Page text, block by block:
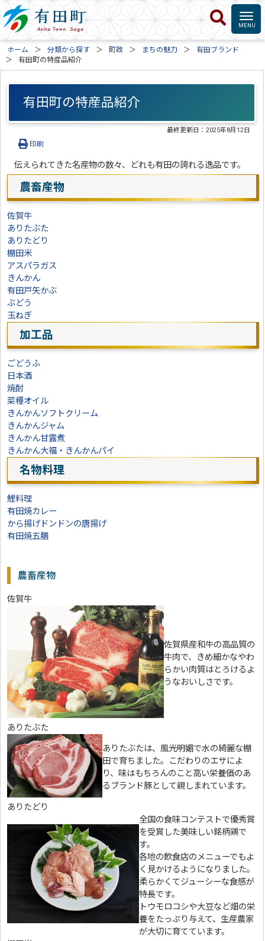
ホーム 分類から探す 町政 まちの魅力
有田ブランド
有田町の特産品紹介
有田町の特産品紹介
最終更新日：2025年8月12日
印刷
伝えられてきた名産物の数々、どれも有田の誇れる逸品です。
農畜産物
佐賀牛
ありたぶた
ありたどり
棚田米
アスパラガス
きんかん
有田戸矢かぶ
ぶどう
玉ねぎ
加工品
ごどうふ
日本酒
焼酎
菜種オイル
きんかんソフトクリーム
きんかんジャム
きんかん甘露煮
きんかん大福・きんかんパイ
名物料理
鯉料理
有田焼カレー
から揚げドンドンの唐揚げ
有田焼五膳
農畜産物
佐賀牛
佐賀県産和牛の高品質の
牛肉で、きめ細かなやわ
らかい肉質はとろけるよ
うなおいしさです。
ありたぶた
ありたぶたは、風光明媚で水の綺麗な棚
田で育ちました。こだわりのエサによ
り、味はもちろんのこと高い栄養価のあ
るブランド豚として親しまれています。
ありたどり
全国の食味コンテストで優秀賞
を受賞した美味しい銘柄鶏で
す。
各地の飲食店のメニューでもよ
く見かけるようになりました。
柔らかくてジューシーな食感が
特長です。
トウモロコシや大豆など畑の栄
養をたっぷり与えて、生産農家
が大切に育てています。